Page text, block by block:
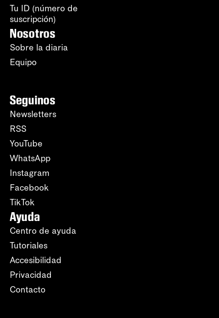
Tu ID (número de
suscripción)
Nosotros
Sobre la diaria
Equipo
Seguinos
Newsletters
RSS
YouTube
WhatsApp
Instagram
Facebook
TikTok
Ayuda
Centro de ayuda
Tutoriales
Accesibilidad
Privacidad
Contacto